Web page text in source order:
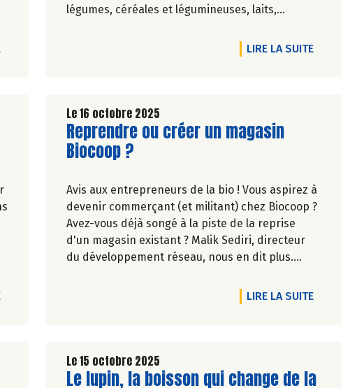
DE L'ARTICLE LA MARQUE DE BIOCOOP : EXIGEANTE ET GOURMANDE !
légumes, céréales et légumineuses, laits,
Découvrez ce petit nouveau du réseau Biocoop :
les MIELS BIO DES LIMOUSINS, première
savoir- faire et leur expertise depuis 1960.
LIRE LA SUITEDE
DE L'ARTICLE DÉCRYPTAGE : COLORATIONS POUR CHEVEUX
Le 16 octobre 2025
Lire la suite de l'article
Reprendre ou créer un magasin
Biocoop ?
Avis aux entrepreneurs de la bio ! Vous aspirez à
devenir commerçant (et militant) chez Biocoop ?
Avez-vous déjà songé à la piste de la reprise
d'un magasin existant ? Malik Sediri, directeur
du développement réseau, nous en dit plus.
Propos recueillis par Pascale Solana.LIRE LA SUITEDE
Le 15 octobre 2025
Lire la suite de l'article
Le lupin, la boisson qui change de la